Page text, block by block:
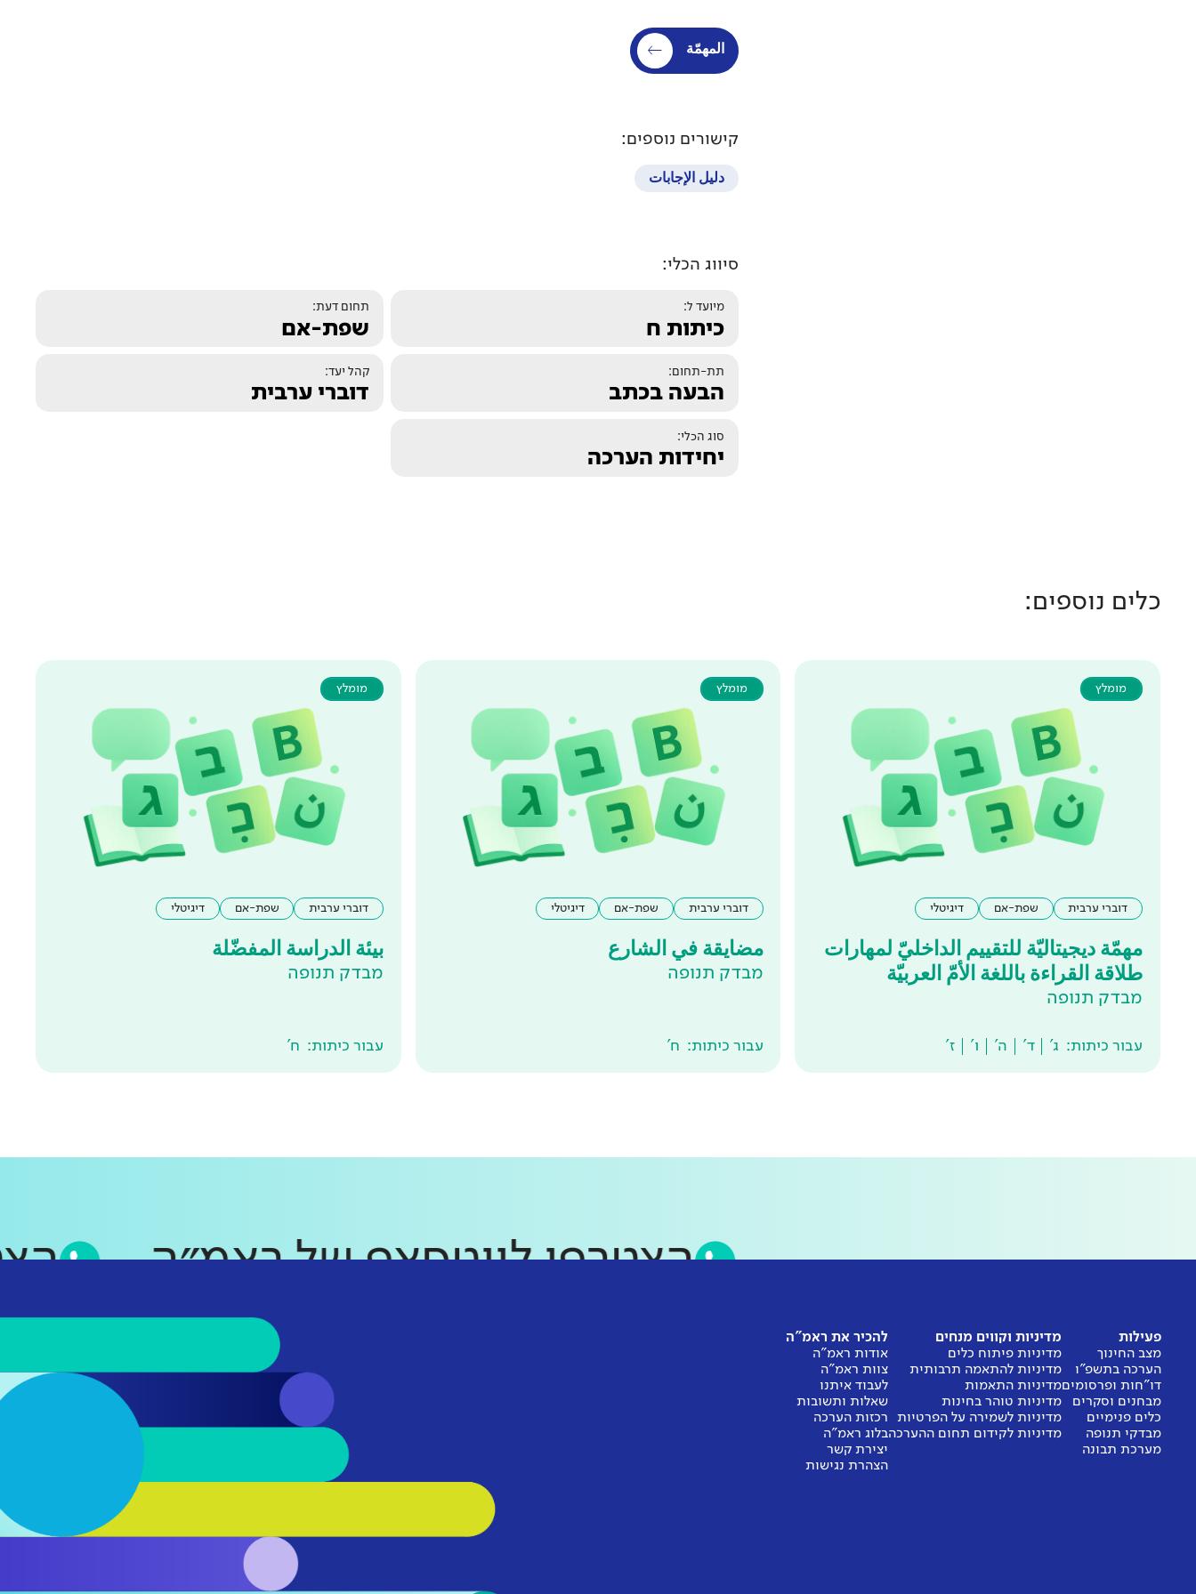
المهمّة
קישורים נוספים:
دليل الإجابات
סיווג הכלי:
מיועד ל:
כיתות ח
תחום דעת:
שפת-אם
תת-תחום:
הבעה בכתב
קהל יעד:
דוברי ערבית
סוג הכלי:
יחידות הערכה
כלים נוספים:
מומלץ
דוברי ערבית שפת-אם דיגיטלי
مهمّة ديجيتاليّة للتقييم الداخليّ لمهارات
طلاقة القراءة باللغة الأمّ العربيّة
מבדק תנופה
עבור כיתות: ג' ד' ה' ו' ז'
מומלץ
דוברי ערבית שפת-אם דיגיטלי
مضايقة في الشارع
מבדק תנופה
עבור כיתות: ח'
מומלץ
דוברי ערבית שפת-אם דיגיטלי
بيئة الدراسة المفضّلة
מבדק תנופה
עבור כיתות: ח'
הצטרפו לווטסאפ של ראמ״ה
פעילות
מצב החינוך
הערכה בתשפ"ו
דו"חות ופרסומים
מבחנים וסקרים
כלים פנימיים
מבדקי תנופה
מערכת תבונה
מדיניות וקווים מנחים
מדיניות פיתוח כלים
מדיניות להתאמה תרבותית
מדיניות התאמות
מדיניות טוהר בחינות
מדיניות לשמירה על הפרטיות
מדיניות לקידום תחום ההערכה
להכיר את ראמ"ה
אודות ראמ"ה
צוות ראמ"ה
לעבוד איתנו
שאלות ותשובות
רכזות הערכה
בלוג ראמ"ה
יצירת קשר
הצהרת נגישות